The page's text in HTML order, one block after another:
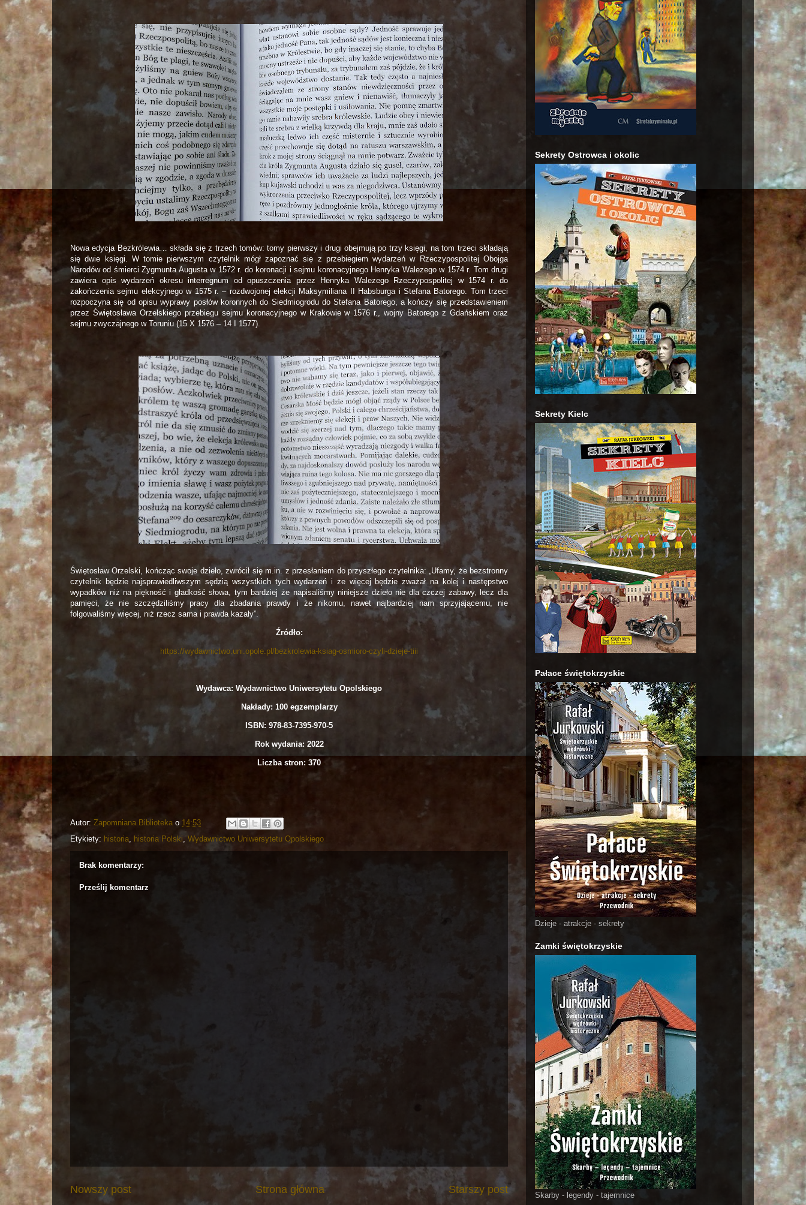
Nowa edycja Bezkrólewia… składa się z trzech tomów: tomy pierwszy i drugi obejmują po trzy księgi, na tom trzeci składają
się dwie księgi. W tomie pierwszym czytelnik mógł zapoznać się z przebiegiem wydarzeń w Rzeczypospolitej Obojga
Narodów od śmierci Zygmunta Augusta w 1572 r. do koronacji i sejmu koronacyjnego Henryka Walezego w 1574 r. Tom drugi
zawiera opis wydarzeń okresu interregnum od opuszczenia przez Henryka Walezego Rzeczypospolitej w 1574 r. do
zakończenia sejmu elekcyjnego w 1575 r. – rozdwojonej elekcji Maksymiliana II Habsburga i Stefana Batorego. Tom trzeci
rozpoczyna się od opisu wyprawy posłów koronnych do Siedmiogrodu do Stefana Batorego, a kończy się przedstawieniem
przez Świętosława Orzelskiego przebiegu sejmu koronacyjnego w Krakowie w 1576 r., wojny Batorego z Gdańskiem oraz
sejmu zwyczajnego w Toruniu (15 X 1576 – 14 I 1577).
Świętosław Orzelski, kończąc swoje dzieło, zwrócił się m.in. z przesłaniem do przyszłego czytelnika: „Ufamy, że bezstronny
czytelnik będzie najsprawiedliwszym sędzią wszystkich tych wydarzeń i że więcej będzie zważał na kolej i następstwo
wypadków niż na piękność i gładkość słowa, tym bardziej że napisaliśmy niniejsze dzieło nie dla czczej zabawy, lecz dla
pamięci, że nie szczędziliśmy pracy dla zbadania prawdy i że nikomu, nawet najbardziej nam sprzyjającemu, nie
folgowaliśmy więcej, niż rzecz sama i prawda kazały”.
Źródło:
https://wydawnictwo.uni.opole.pl/bezkrolewia-ksiag-osmioro-czyli-dzieje-tiii
Wydawca: Wydawnictwo Uniwersytetu Opolskiego
Nakłady: 100 egzemplarzy
ISBN: 978-83-7395-970-5
Rok wydania: 2022
Liczba stron: 370
Autor: Zapomniana Biblioteka o 14:53
Etykiety: historia historia Polski Wydawnictwo Uniwersytetu Opolskiego
Brak komentarzy:
Prześlij komentarz
Nowszy post Starszy post
Strona główna
Sekrety Ostrowca i okolic
Sekrety Kielc
Pałace świętokrzyskie
Dzieje - atrakcje - sekrety
Zamki świętokrzyskie
Skarby - legendy - tajemnice